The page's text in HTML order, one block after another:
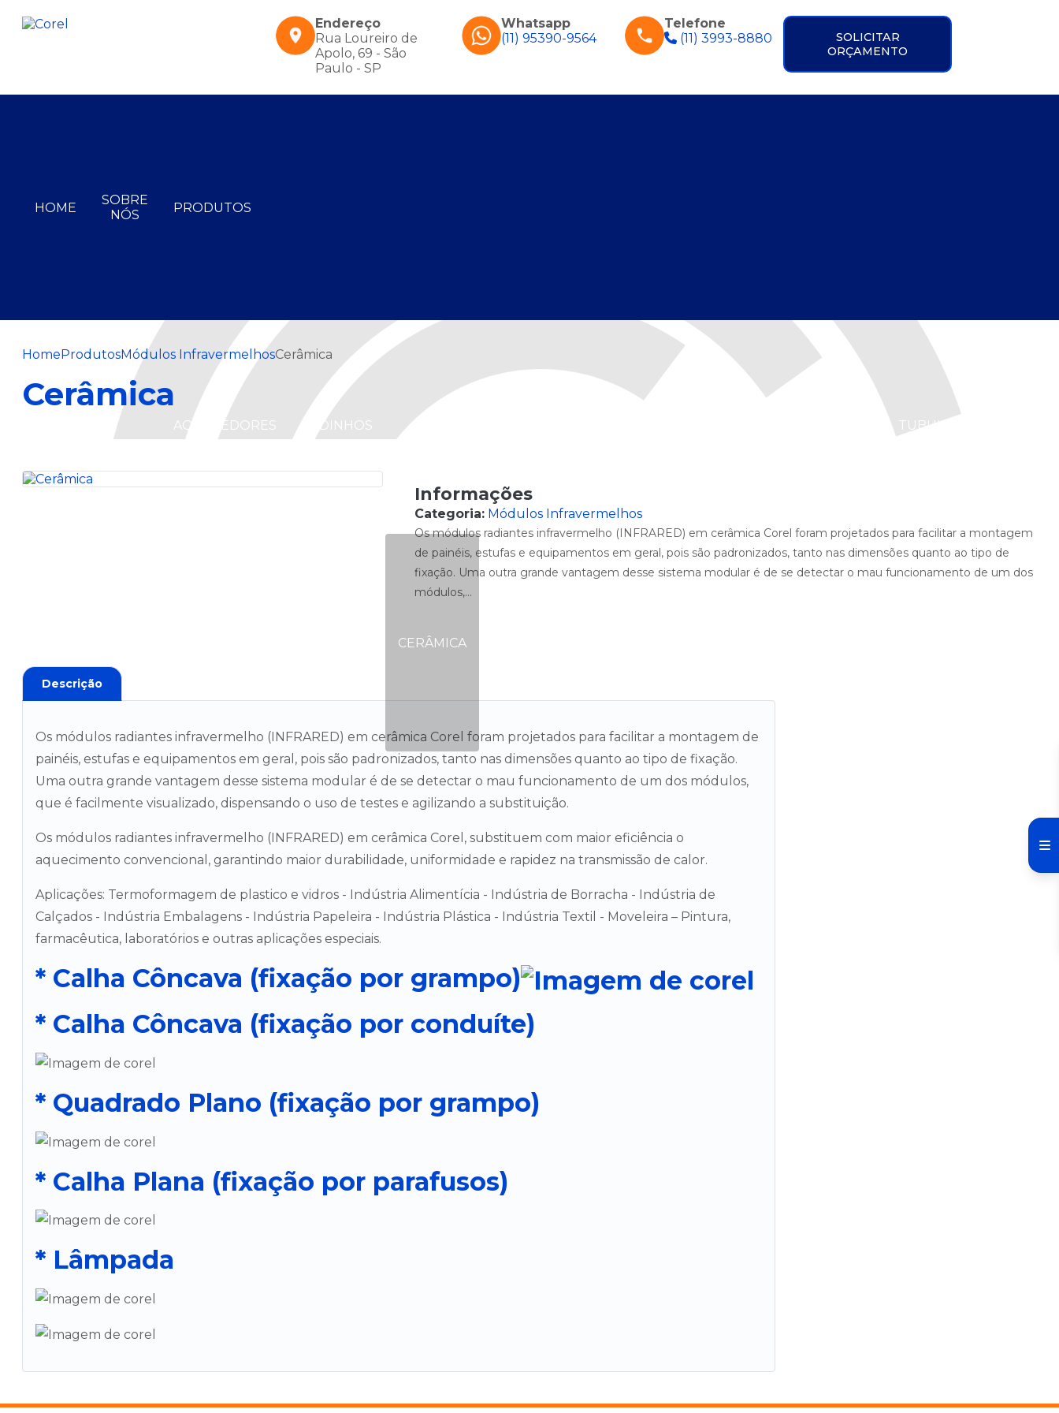
Endereço
Rua Loureiro de
Apolo, 69 - São
Paulo - SP
Whatsapp
(11) 95390-9564
Telefone
(11) 3993-8880
SOLICITAR
ORÇAMENTO
HOME
SOBRE
NÓS
PRODUTOS
AQUECEDORES CADINHOS
CERÂMICA
TUBULARES
HomeProdutosMódulos InfravermelhosCerâmica
Cerâmica
Informações
Categoria: Módulos Infravermelhos
Os módulos radiantes infravermelho (INFRARED) em cerâmica Corel foram projetados para facilitar a montagem
de painéis, estufas e equipamentos em geral, pois são padronizados, tanto nas dimensões quanto ao tipo de
fixação. Uma outra grande vantagem desse sistema modular é de se detectar o mau funcionamento de um dos
módulos,...
Descrição
Os módulos radiantes infravermelho (INFRARED) em cerâmica Corel foram projetados para facilitar a montagem de
painéis, estufas e equipamentos em geral, pois são padronizados, tanto nas dimensões quanto ao tipo de fixação.
Uma outra grande vantagem desse sistema modular é de se detectar o mau funcionamento de um dos módulos,
que é facilmente visualizado, dispensando o uso de testes e agilizando a substituição.
Os módulos radiantes infravermelho (INFRARED) em cerâmica Corel, substituem com maior eficiência o
aquecimento convencional, garantindo maior durabilidade, uniformidade e rapidez na transmissão de calor.
Aplicações: Termoformagem de plastico e vidros - Indústria Alimentícia - Indústria de Borracha - Indústria de
Calçados - Indústria Embalagens - Indústria Papeleira - Indústria Plástica - Indústria Textil - Moveleira – Pintura,
farmacêutica, laboratórios e outras aplicações especiais.
* Calha Côncava (fixação por grampo)
* Calha Côncava (fixação por conduíte)
* Quadrado Plano (fixação por grampo)
* Calha Plana (fixação por parafusos)
* Lâmpada